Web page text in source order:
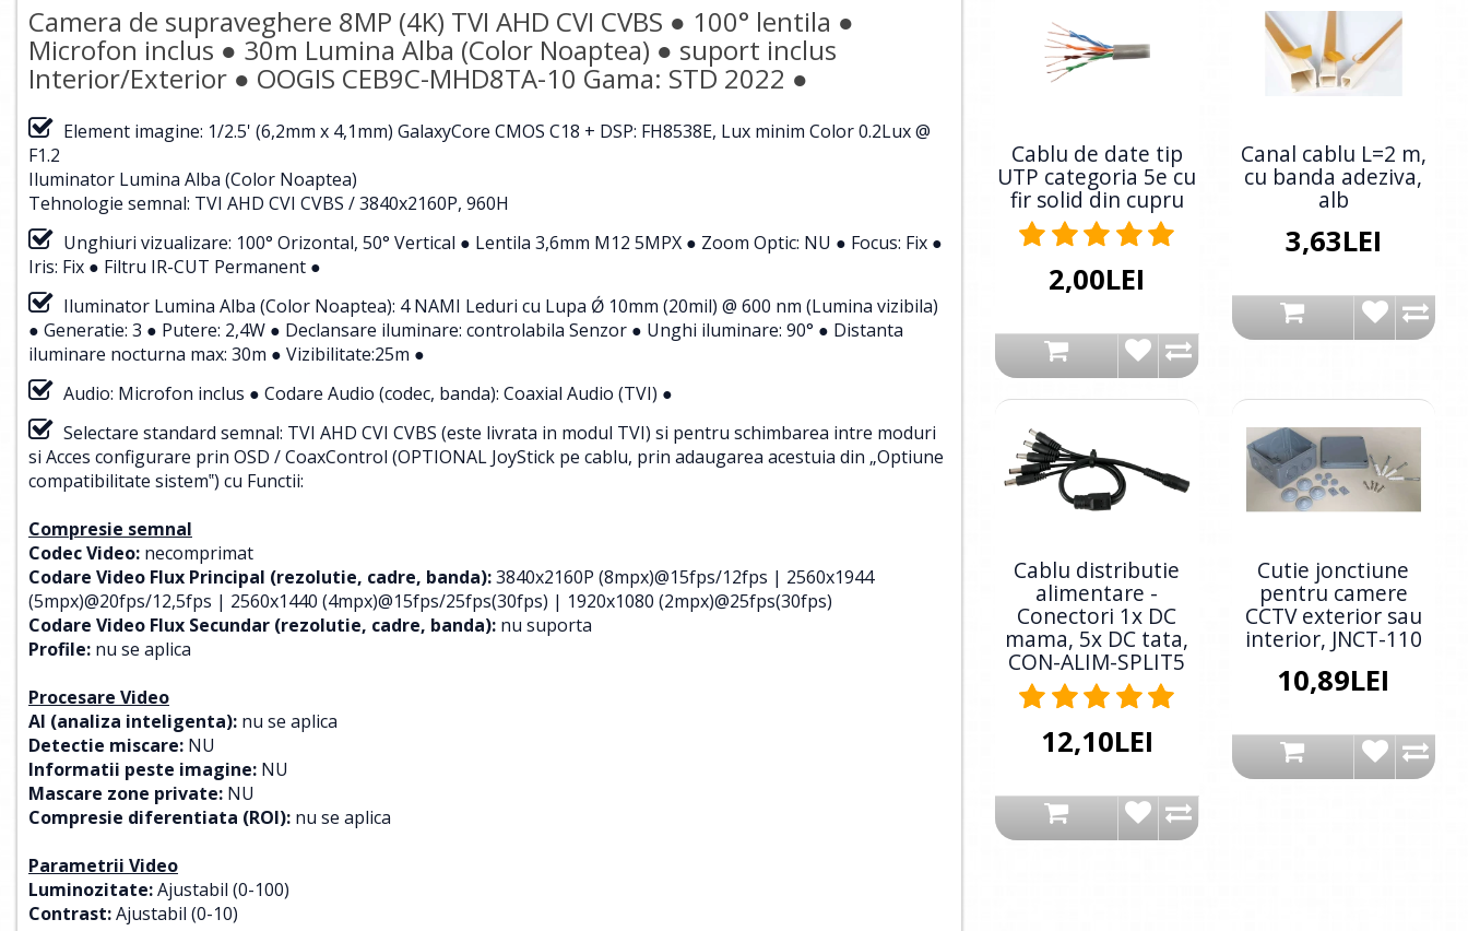
Camera de supraveghere 8MP (4K) TVI AHD CVI CVBS ● 100° lentila ●
Microfon inclus ● 30m Lumina Alba (Color Noaptea) ● suport inclus
Interior/Exterior ● OOGIS CEB9C-MHD8TA-10 Gama: STD 2022 ●
Element imagine: 1/2.5' (6,2mm x 4,1mm) GalaxyCore CMOS C18 + DSP: FH8538E, Lux minim Color 0.2Lux @
F1.2
Iluminator Lumina Alba (Color Noaptea)
Tehnologie semnal: TVI AHD CVI CVBS / 3840x2160P, 960H
Unghiuri vizualizare: 100° Orizontal, 50° Vertical ● Lentila 3,6mm M12 5MPX ● Zoom Optic: NU ● Focus: Fix ●
Iris: Fix ● Filtru IR-CUT Permanent ●
Iluminator Lumina Alba (Color Noaptea): 4 NAMI Leduri cu Lupa Ǿ 10mm (20mil) @ 600 nm (Lumina vizibila)
● Generatie: 3 ● Putere: 2,4W ● Declansare iluminare: controlabila Senzor ● Unghi iluminare: 90° ● Distanta
iluminare nocturna max: 30m ● Vizibilitate:25m ●
Audio: Microfon inclus ● Codare Audio (codec, banda): Coaxial Audio (TVI) ●
Selectare standard semnal: TVI AHD CVI CVBS (este livrata in modul TVI) si pentru schimbarea intre moduri
si Acces configurare prin OSD / CoaxControl (OPTIONAL JoyStick pe cablu, prin adaugarea acestuia din „Optiune
compatibilitate sistem‟) cu Functii:
Compresie semnal
Codec Video: necomprimat
Codare Video Flux Principal (rezolutie, cadre, banda):3840x2160P (8mpx)@15fps/12fps | 2560x1944
(5mpx)@20fps/12,5fps | 2560x1440 (4mpx)@15fps/25fps(30fps) | 1920x1080 (2mpx)@25fps(30fps)
Codare Video Flux Secundar (rezolutie, cadre, banda): nu suporta
Profile: nu se aplica
Procesare Video
AI (analiza inteligenta): nu se aplica
Detectie miscare: NU
Informatii peste imagine: NU
Mascare zone private: NU
Compresie diferentiata (ROI): nu se aplica
Parametrii Video
Luminozitate:Ajustabil (0-100)
Contrast:Ajustabil (0-10)
Cablu de date tip
UTP categoria 5e cu
fir solid din cupru
2,00LEI
Canal cablu L=2 m,
cu banda adeziva,
alb
3,63LEI
Cablu distributie
alimentare -
Conectori 1x DC
mama, 5x DC tata,
CON-ALIM-SPLIT5
12,10LEI
Cutie jonctiune
pentru camere
CCTV exterior sau
interior, JNCT-110
10,89LEI